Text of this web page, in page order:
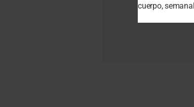
”LA ÚNICA
cuerpo,